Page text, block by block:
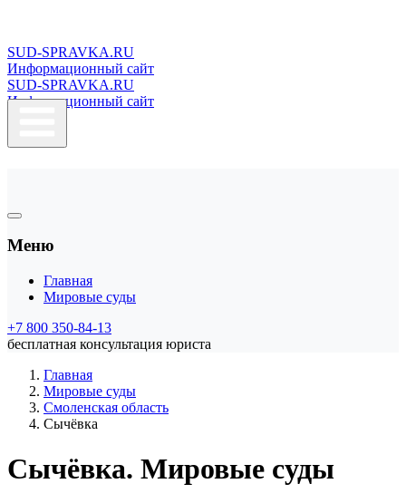
SUD-SPRAVKA.RU
Информационный сайт
SUD-SPRAVKA.RU
Информационный сайт
Меню
Главная
Мировые суды
+7 800 350-84-13
бесплатная консультация юриста
Главная
Мировые суды
Смоленская область
Сычёвка
Сычёвка. Мировые суды